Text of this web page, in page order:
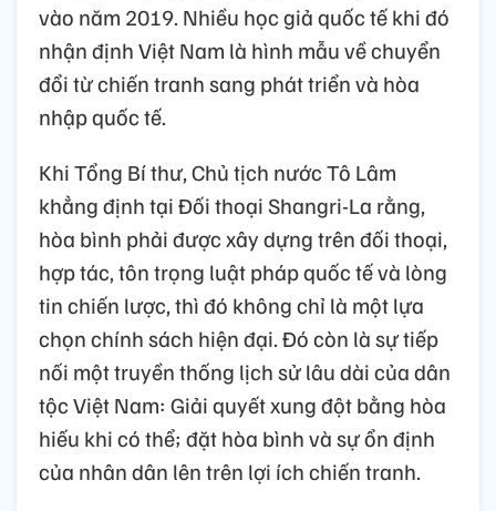
vào năm 2019. Nhiều học giả quốc tế khi đó
nhận định Việt Nam là hình mẫu về chuyển
đổi từ chiến tranh sang phát triển và hòa
nhập quốc tế.
Khi Tổng Bí thư, Chủ tịch nước Tô Lâm
khẳng định tại Đối thoại Shangri-La rằng,
hòa bình phải được xây dựng trên đối thoại,
hợp tác, tôn trọng luật pháp quốc tế và lòng
tin chiến lược, thì đó không chỉ là một lựa
chọn chính sách hiện đại. Đó còn là sự tiếp
nối một truyền thống lịch sử lâu dài của dân
tộc Việt Nam: Giải quyết xung đột bằng hòa
hiếu khi có thể; đặt hòa bình và sự ổn định
của nhân dân lên trên lợi ích chiến tranh.